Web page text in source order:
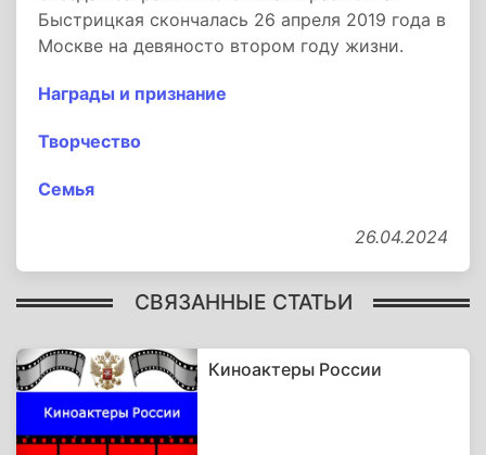
Быстрицкая скончалась 26 апреля 2019 года в
Москве на девяносто втором году жизни.
Награды и признание
Творчество
Семья
26.04.2024
СВЯЗАННЫЕ СТАТЬИ
Киноактеры России